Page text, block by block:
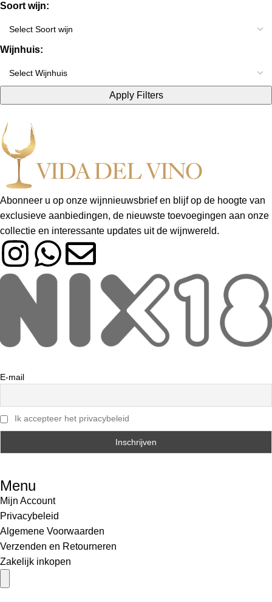
Soort wijn:
Wijnhuis:
Apply Filters
Abonneer u op onze wijnnieuwsbrief en blijf op de hoogte van
exclusieve aanbiedingen, de nieuwste toevoegingen aan onze
collectie en interessante updates uit de wijnwereld.
E-mail
Ik accepteer het privacybeleid
Menu
Mijn Account
Privacybeleid
Algemene Voorwaarden
Verzenden en Retourneren
Zakelijk inkopen